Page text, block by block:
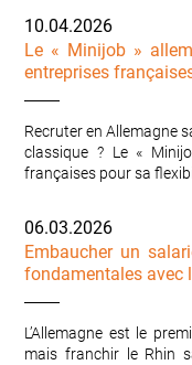
10.04.2026
Le « Minijob »
entreprises
Recruter en Allemagne
classique ? Le «
françaises pour sa
06.03.2026
Embaucher un
fondamentales avec
L’Allemagne est le
mais franchir le Rhin